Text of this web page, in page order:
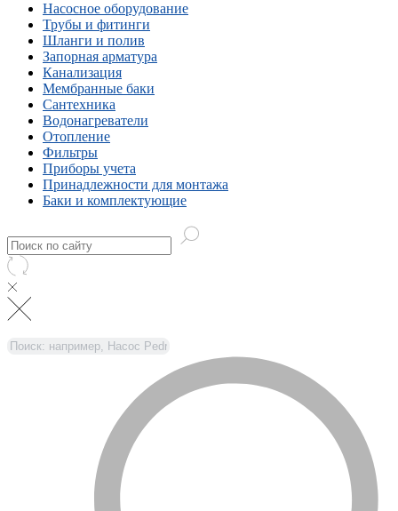
Насосное оборудование
Трубы и фитинги
Шланги и полив
Запорная арматура
Канализация
Мембранные баки
Сантехника
Водонагреватели
Отопление
Фильтры
Приборы учета
Принадлежности для монтажа
Баки и комплектующие